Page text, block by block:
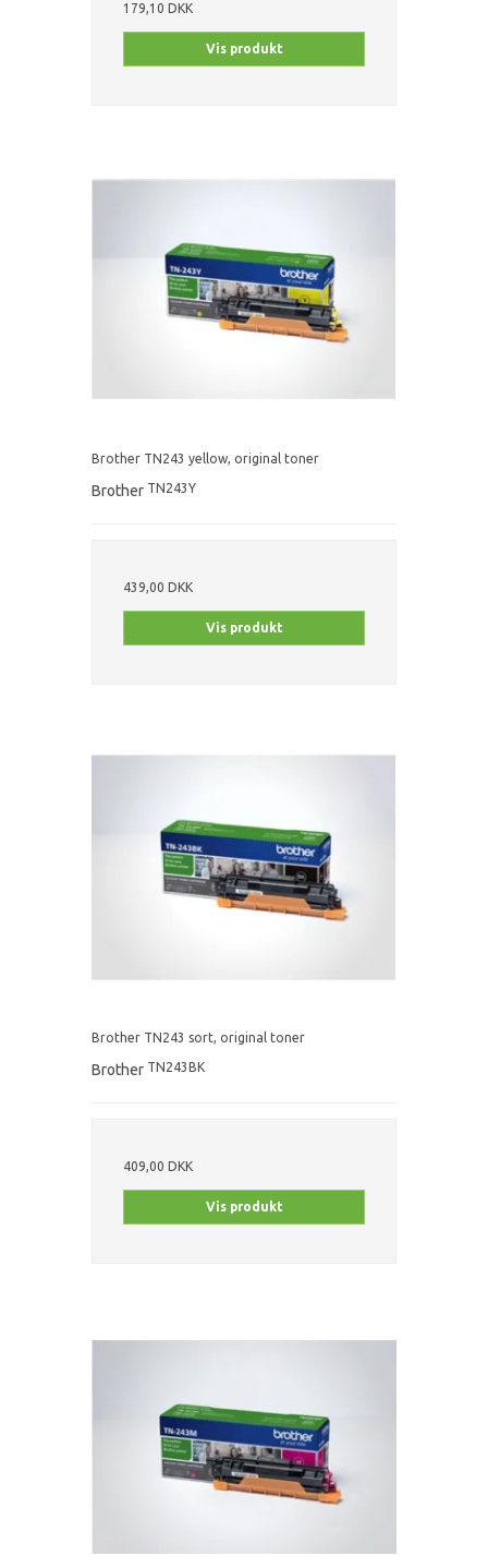
179,10 DKK
Vis produkt
Brother TN243 yellow, original toner
Brother TN243Y
439,00 DKK
Vis produkt
Brother TN243 sort, original toner
Brother TN243BK
409,00 DKK
Vis produkt